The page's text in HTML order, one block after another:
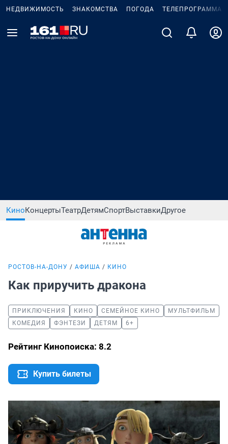
НЕДВИЖИМОСТЬ ЗНАКОМСТВА ПОГОДА ТЕЛЕПРОГРАММА
КиноКонцертыТеатрДетямСпортВыставкиДругое
РОСТОВ-НА-ДОНУ АФИША КИНО
Как приручить дракона
ПРИКЛЮЧЕНИЯ КИНО СЕМЕЙНОЕ КИНО
МУЛЬТФИЛЬМ
КОМЕДИЯ
ФЭНТЕЗИ ДЕТЯМ 6+
Рейтинг Кинопоиска: 8.2
Купить билеты